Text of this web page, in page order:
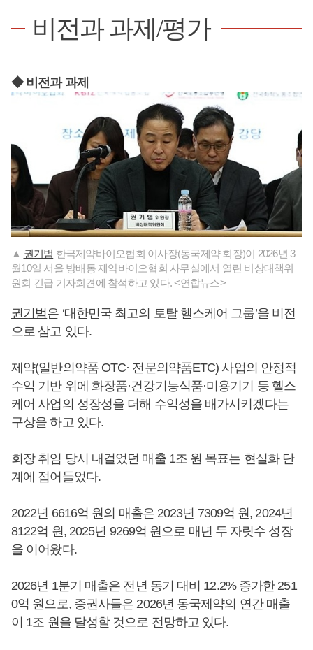
비전과 과제/평가
◆ 비전과 과제
▲ 권기범 한국제약바이오협회 이사장(동국제약 회장)이 2026년 3
월10일 서울 방배동 제약바이오협회 사무실에서 열린 비상대책위
원회 긴급 기자회견에 참석하고 있다. <연합뉴스>
권기범은 ‘대한민국 최고의 토탈 헬스케어 그룹’을 비전
으로 삼고 있다.
제약(일반의약품 OTC· 전문의약품ETC) 사업의 안정적
수익 기반 위에 화장품·건강기능식품·미용기기 등 헬스
케어 사업의 성장성을 더해 수익성을 배가시키겠다는
구상을 하고 있다.
회장 취임 당시 내걸었던 매출 1조 원 목표는 현실화 단
계에 접어들었다.
2022년 6616억 원의 매출은 2023년 7309억 원, 2024년
8122억 원, 2025년 9269억 원으로 매년 두 자릿수 성장
을 이어왔다.
2026년 1분기 매출은 전년 동기 대비 12.2% 증가한 251
0억 원으로, 증권사들은 2026년 동국제약의 연간 매출
이 1조 원을 달성할 것으로 전망하고 있다.